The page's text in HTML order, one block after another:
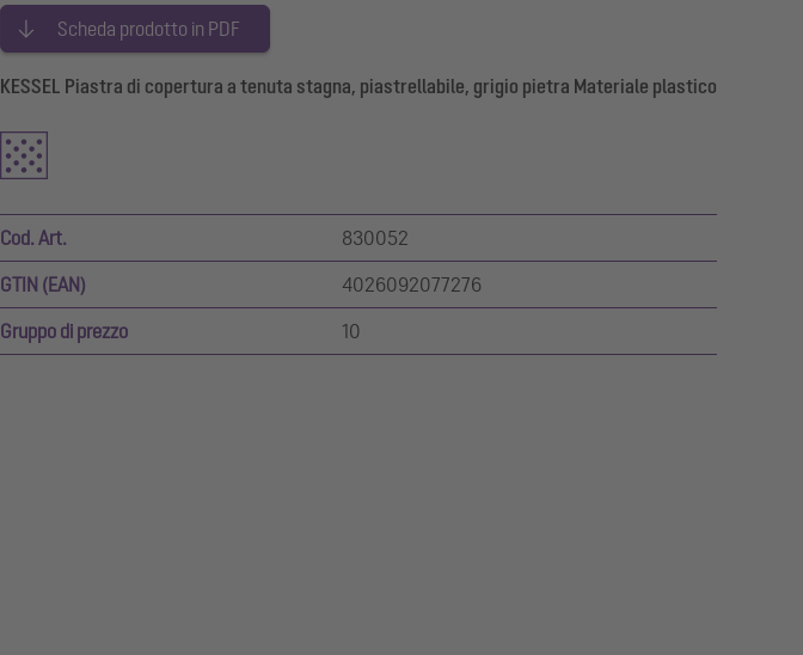
Scheda prodotto in PDF
KESSEL Piastra di copertura a tenuta stagna, piastrellabile, grigio pietra Materiale plastico
Cod. Art. 830052
GTIN (EAN) 4026092077276
Gruppo di prezzo 10